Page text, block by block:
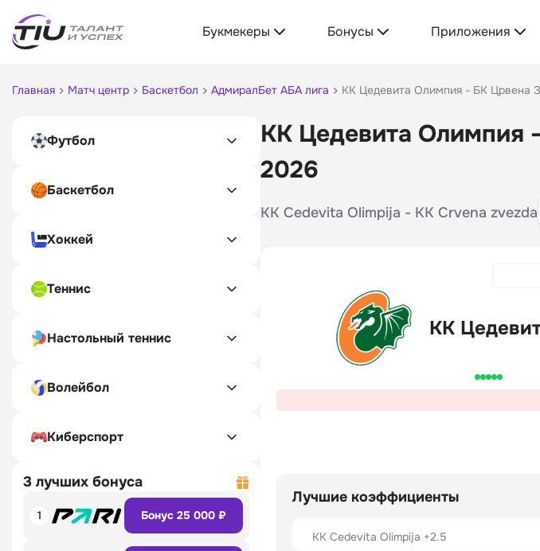
Букмекеры Бонусы Приложения
Главная Матч центр Баскетбол АдмиралБет АБА лига КК Цедевита Олимпия - БК Црвена
Футбол
Баскетбол
Хоккей
Теннис
Настольный теннис
Волейбол
Киберспорт
3 лучших бонуса
1 Бонус 25 000 ₽
КК Цедевита Олимпия
2026
KK Cedevita Olimpija - KK Crvena zvezda
КК
Лучшие коэффициенты
KK Cedevita Olimpija +2.5